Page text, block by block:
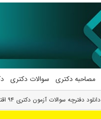
مصاحبه دکتری سوالات دکتری
دانلود دفترچه سوالات آزمون دکتری ۹۴ اقتصاد کشاورزی کد ۲۴۱۶